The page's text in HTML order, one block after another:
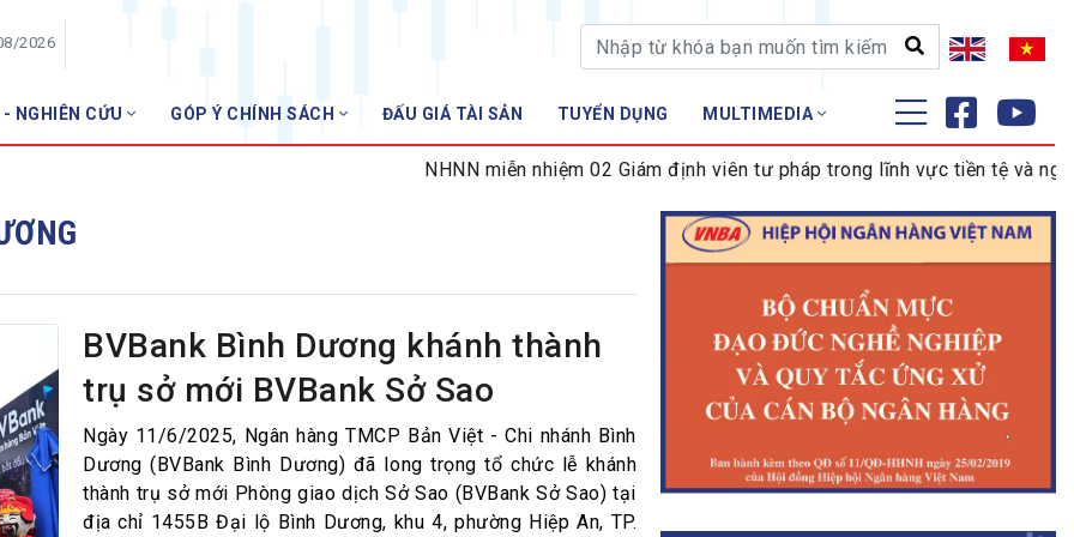
2026
NGHIÊN CỨU GÓP Ý CHÍNH SÁCH ĐẤU GIÁ TÀI SẢN TUYỂN DỤNG MULTIMEDIA
hàng
Tập huấn
NHNN miễn nhiệm 02 Giám định viên tư pháp trong lĩnh vực tiền tệ và ngân
BVBank Bình Dương khánh thành
trụ sở mới BVBank Sở Sao
Ngày 11/6/2025, Ngân hàng TMCP Bản Việt - Chi nhánh Bình
Dương (BVBank Bình Dương) đã long trọng tổ chức lễ khánh
thành trụ sở mới Phòng giao dịch Sở Sao (BVBank Sở Sao) tại
địa chỉ 1455B Đại lộ Bình Dương, khu 4, phường Hiệp An, TP.